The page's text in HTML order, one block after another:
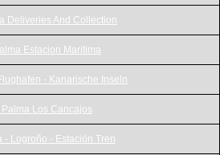
Deliveries And Collection
Estacion Maritima
- Kanarische Inseln
Palma Los Cancajos
- Logroño - Estación Tren